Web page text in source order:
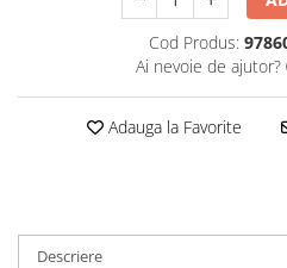
Sociologie si filozofieCod Produs:
Ai nevoie de ajutor?
Adauga la Favorite
Descriere